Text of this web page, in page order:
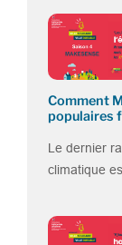
Comment
populaires
Le dernier
climatique